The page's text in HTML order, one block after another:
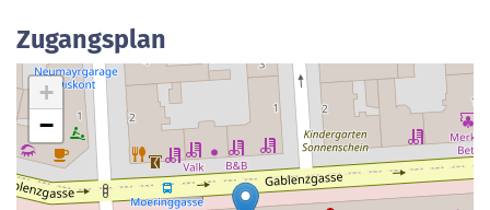
Zugangsplan
+
−